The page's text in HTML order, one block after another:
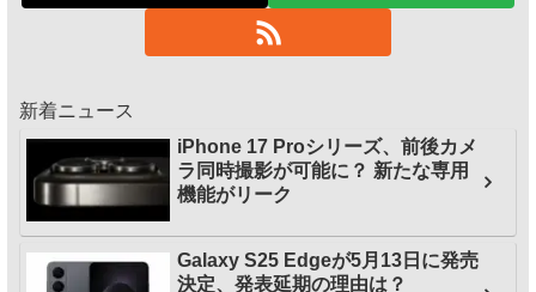
新着ニュース
iPhone 17 Proシリーズ、前後カメ
ラ同時撮影が可能に？ 新たな専用
機能がリーク
Galaxy S25 Edgeが5月13日に発売
決定、発表延期の理由は？